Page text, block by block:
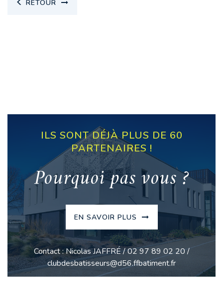
RETOUR
ILS SONT DÉJÀ PLUS DE 60
PARTENAIRES !
Pourquoi pas vous ?
EN SAVOIR PLUS
Contact : Nicolas JAFFRÉ / 02 97 89 02 20 /
clubdesbatisseurs@d56.ffbatiment.fr